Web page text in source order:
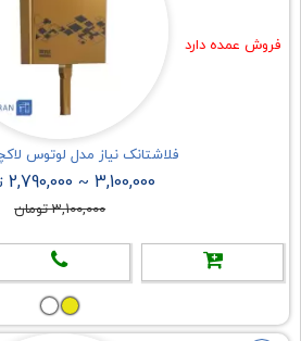
فروش عمده دارد
فلاشتانک نیاز مدل لوتوس
3,100,000
~
2,790,000
3,100,000 تومان